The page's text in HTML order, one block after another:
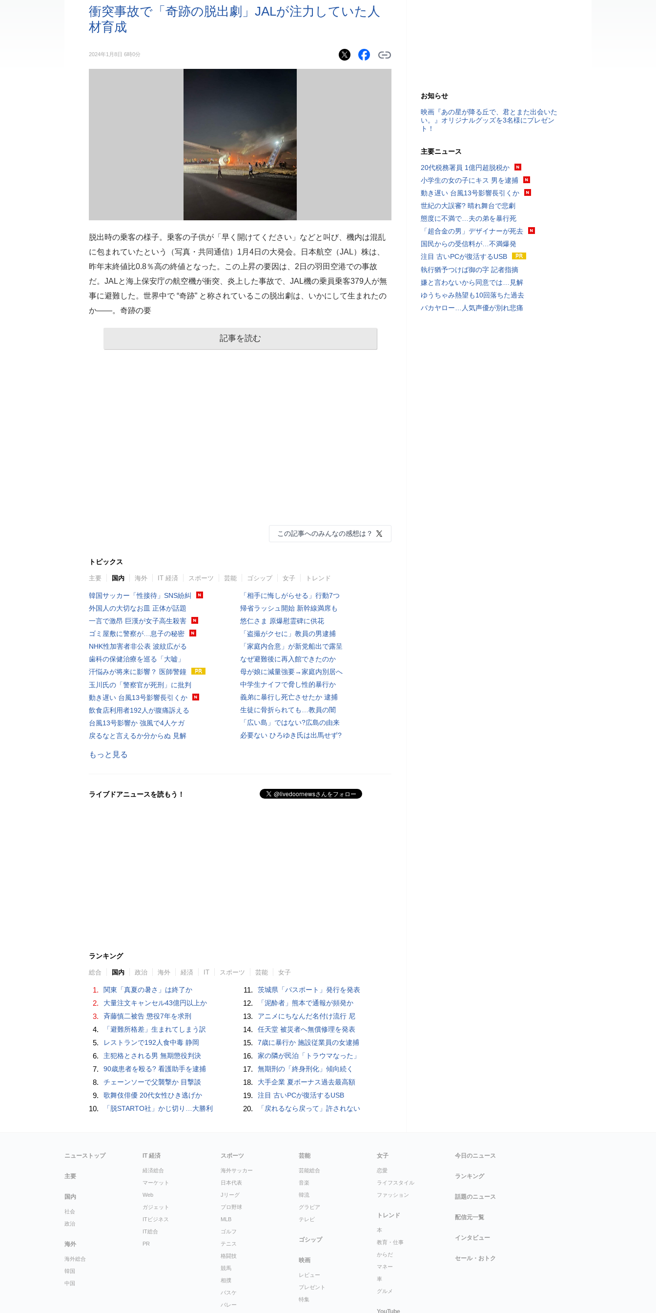
衝突事故で「奇跡の脱出劇」JALが注力していた人
材育成
2024年1月8日 6時0分
脱出時の乗客の様子。乗客の子供が「早く開けてください」などと叫び、機内は混乱
に包まれていたという（写真・共同通信）1月4日の大発会。日本航空（JAL）株は、
昨年末終値比0.8％高の終値となった。この上昇の要因は、2日の羽田空港での事故
だ。JALと海上保安庁の航空機が衝突、炎上した事故で、JAL機の乗員乗客379人が無
事に避難した。世界中で “奇跡” と称されているこの脱出劇は、いかにして生まれたの
か――。奇跡の要
記事を読む
この記事へのみんなの感想は？
トピックス
主要 国内 海外 IT 経済 スポーツ 芸能 ゴシップ 女子 トレンド
韓国サッカー「性接待」SNS紛糾
外国人の大切なお皿 正体が話題
一言で激昂 巨漢が女子高生殺害
ゴミ屋敷に警察が…息子の秘密
NHK性加害者非公表 波紋広がる
歯科の保健治療を巡る「大嘘」
汗悩みが将来に影響？ 医師警鐘
玉川氏の「警察官が死刑」に批判
動き遅い 台風13号影響長引くか
飲食店利用者192人が腹痛訴える
台風13号影響か 強風で4人ケガ
戻るなと言えるか分からぬ 見解
「相手に悔しがらせる」行動7つ
帰省ラッシュ開始 新幹線満席も
悠仁さま 原爆慰霊碑に供花
「盗撮がクセに」教員の男逮捕
「家庭内合意」が新党船出で露呈
なぜ避難後に再入館できたのか
母が娘に減量強要→家庭内別居へ
中学生ナイフで脅し性的暴行か
義弟に暴行し死亡させたか 逮捕
生徒に骨折られても…教員の闇
「広い島」ではない?広島の由来
必要ない ひろゆき氏は出馬せず?
もっと見る
ライブドアニュースを読もう！
ランキング
総合 国内 政治 海外 経済 IT スポーツ 芸能 女子
1. 関東「真夏の暑さ」は終了か
2. 大量注文キャンセル43億円以上か
3. 斉藤慎二被告 懲役7年を求刑
4. 「避難所格差」生まれてしまう訳
5. レストランで192人食中毒 静岡
6. 主犯格とされる男 無期懲役判決
7. 90歳患者を殴る? 看護助手を逮捕
8. チェーンソーで父襲撃か 目撃談
9. 歌舞伎俳優 20代女性ひき逃げか
10. 「脱STARTO社」かじ切り…大勝利
11. 茨城県「パスポート」発行を発表
12. 「泥酔者」熊本で通報が頻発か
13. アニメにちなんだ名付け流行 尼
14. 任天堂 被災者へ無償修理を発表
15. 7歳に暴行か 施設従業員の女逮捕
16. 家の隣が民泊「トラウマなった」
17. 無期刑の「終身刑化」傾向続く
18. 大手企業 夏ボーナス過去最高額
19. 注目 古いPCが復活するUSB
20. 「戻れるなら戻って」許されない
お知らせ
映画『あの星が降る丘で、君とまた出会いた
い。』オリジナルグッズを3名様にプレゼン
ト！
主要ニュース
20代税務署員 1億円超脱税か
小学生の女の子にキス 男を逮捕
動き遅い 台風13号影響長引くか
世紀の大誤審? 晴れ舞台で悲劇
態度に不満で…夫の弟を暴行死
「超合金の男」デザイナーが死去
国民からの受信料が…不満爆発
注目 古いPCが復活するUSB
執行猶予つけば御の字 記者指摘
嫌と言わないから同意では…見解
ゆうちゃみ熱望も10回落ちた過去
バカヤロー…人気声優が別れ悲痛
ニューストップ
主要
国内
社会
政治
海外
海外総合
韓国
中国
IT 経済
経済総合
マーケット
Web
ガジェット
ITビジネス
IT総合
PR
スポーツ
海外サッカー
日本代表
Jリーグ
プロ野球
MLB
ゴルフ
テニス
格闘技
競馬
相撲
バスケ
バレー
芸能
芸能総合
音楽
韓流
グラビア
テレビ
ゴシップ
映画
レビュー
プレゼント
特集
女子
恋愛
ライフスタイル
ファッション
トレンド
本
教育・仕事
からだ
マネー
車
グルメ
YouTube
今日のニュース
ランキング
話題のニュース
配信元一覧
インタビュー
セール・おトク